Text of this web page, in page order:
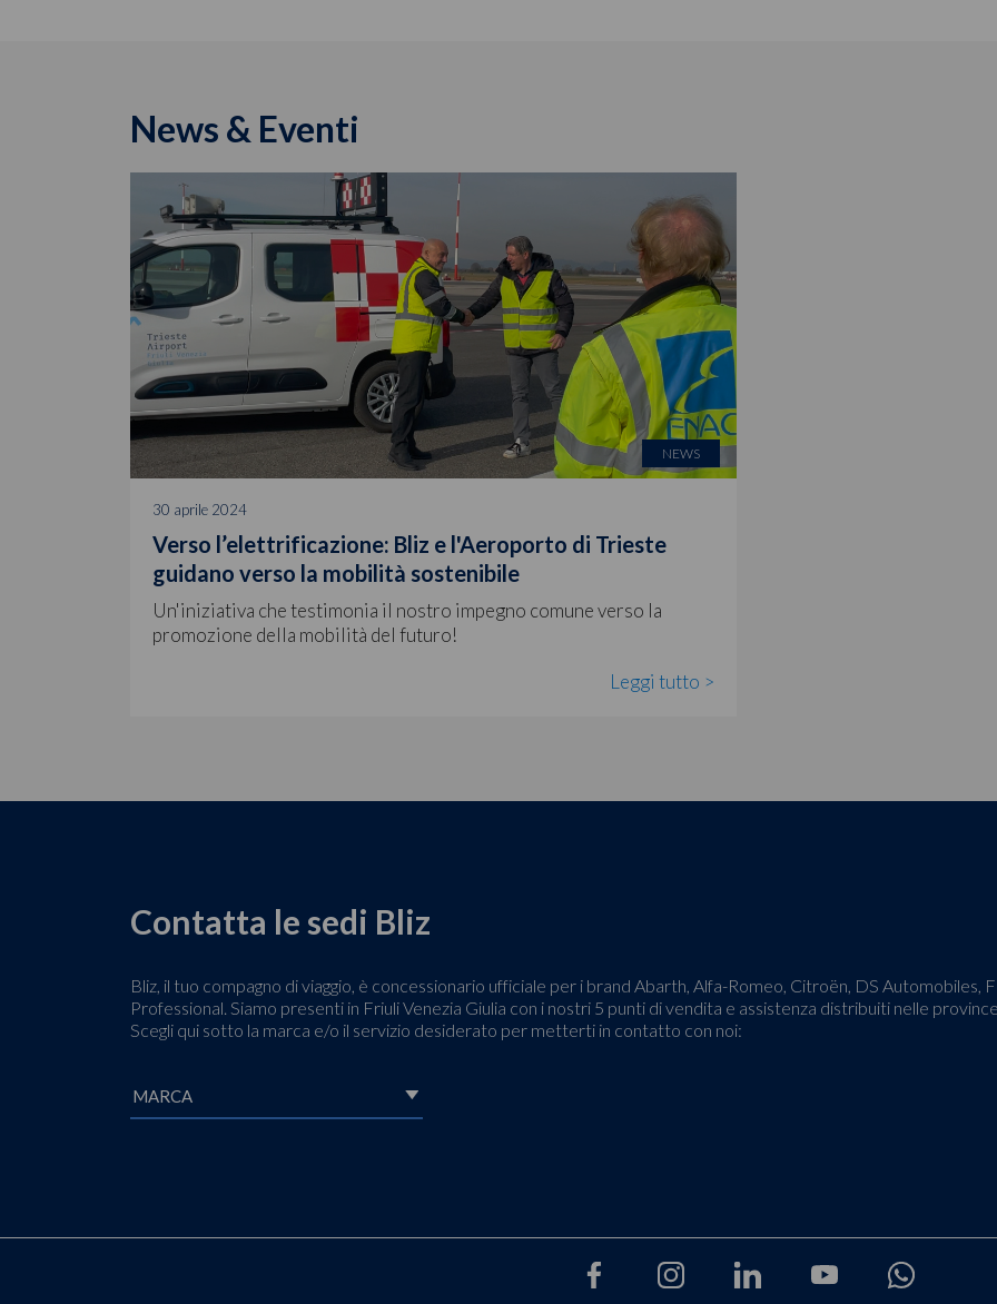
News & Eventi
NEWS
30 aprile 2024
Verso l’elettrificazione: Bliz e l'Aeroporto di Trieste
guidano verso la mobilità sostenibile
Un'iniziativa che testimonia il nostro impegno comune verso la
promozione della mobilità del futuro!
Leggi tutto >
Contatta le sedi Bliz
Bliz, il tuo compagno di viaggio, è concessionario ufficiale per i brand Abarth, Alfa-Romeo, Citroën, DS Automobiles,
Professional. Siamo presenti in Friuli Venezia Giulia con i nostri 5 punti di vendita e assistenza distribuiti nelle
Scegli qui sotto la marca e/o il servizio desiderato per metterti in contatto con noi: